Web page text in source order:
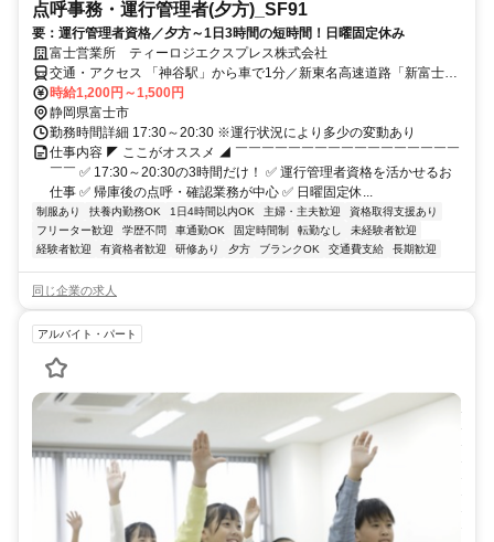
点呼事務・運行管理者(夕方)_SF91
要：運行管理者資格／夕方～1日3時間の短時間！日曜固定休み
富士営業所 ティーロジエクスプレス株式会社
交通・アクセス 「神谷駅」から車で1分／新東名高速道路「新富士
IC」より車で約20分
時給1,200円～1,500円
静岡県富士市
勤務時間詳細 17:30～20:30 ※運行状況により多少の変動あり
仕事内容 ◤ ここがオススメ ◢ ￣￣￣￣￣￣￣￣￣￣￣￣￣￣￣￣￣
￣￣ ✅ 17:30～20:30の3時間だけ！ ✅ 運行管理者資格を活かせるお
仕事 ✅ 帰庫後の点呼・確認業務が中心 ✅ 日曜固定休...
制服あり 扶養内勤務OK 1日4時間以内OK 主婦・主夫歓迎
資格取得支援あり
フリーター歓迎
学歴不問 車通勤OK 固定時間制 転勤なし
未経験者歓迎
経験者歓迎
有資格者歓迎 研修あり 夕方 ブランクOK 交通費支給 長期歓迎
同じ企業の求人
アルバイト・パート